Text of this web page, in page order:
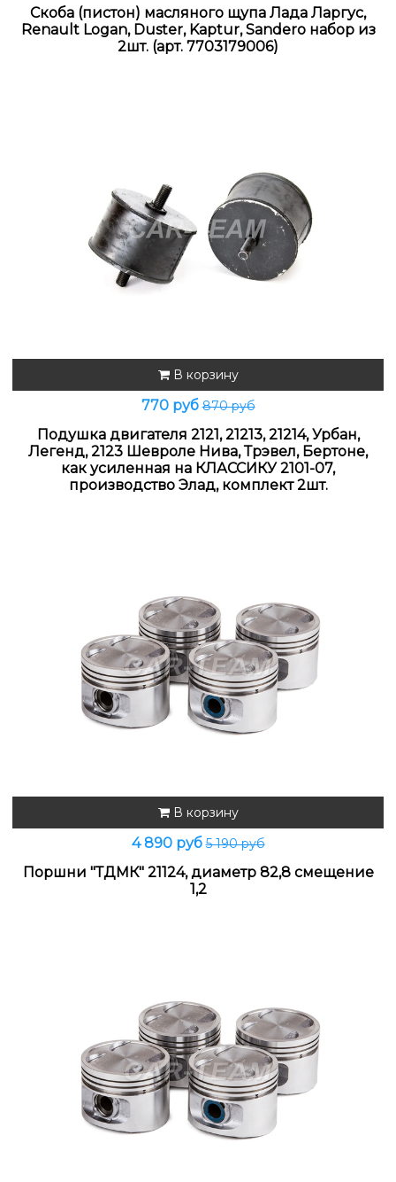
Скоба (пистон) масляного щупа Лада Ларгус,
Renault Logan, Duster, Kaptur, Sandero набор из
2шт. (арт. 7703179006)
В корзину
770 руб870 руб
Подушка двигателя 2121, 21213, 21214, Урбан,
Легенд, 2123 Шевроле Нива, Трэвел, Бертоне,
как усиленная на КЛАССИКУ 2101-07,
производство Элад, комплект 2шт.
В корзину
4 890 руб5 190 руб
Поршни "ТДМК" 21124, диаметр 82,8 смещение
1,2